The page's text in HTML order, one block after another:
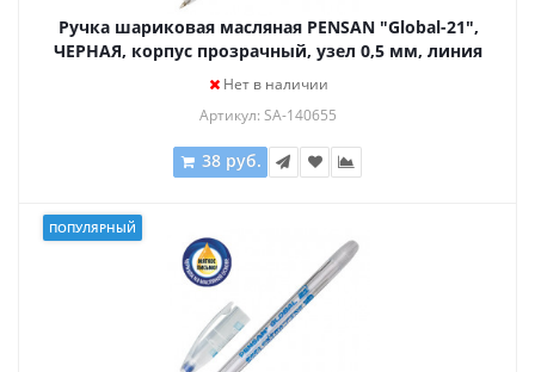
Ручка шариковая масляная PENSAN "Global-21",
ЧЕРНАЯ, корпус прозрачный, узел 0,5 мм, линия
письма 0,3 мм, 2221
Нет в наличии
Артикул: SA-140655
38 руб.
ПОПУЛЯРНЫЙ